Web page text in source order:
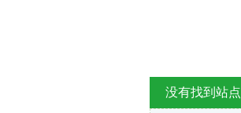
没有找到站点